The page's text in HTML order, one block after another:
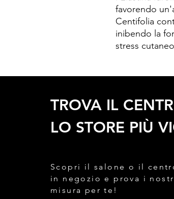
favorendo
Centifolia
inibendo la
stress
TROVA IL
LO STORE PIÙ
Scopri il salone o il
in negozio e prova i
misura per te!